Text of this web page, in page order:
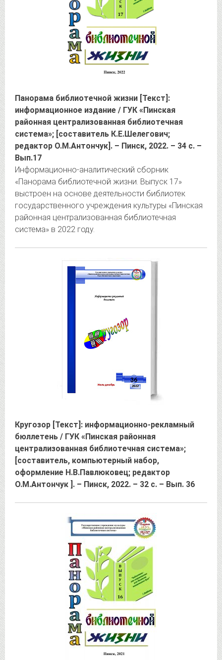
Панорама библиотечной жизни [Текст]:
информационное издание / ГУК «Пинская
районная централизованная библиотечная
система»; [составитель К.Е.Шелегович;
редактор О.М.Антончук]. – Пинск, 2022. – 34 с. –
Вып.17
Информационно-аналитический сборник
«Панорама библиотечной жизни. Выпуск 17»
выстроен на основе деятельности библиотек
государственного учреждения культуры «Пинская
районная централизованная библиотечная
система» в 2022 году.
Кругозор [Текст]: информационно-рекламный
бюллетень / ГУК «Пинская районная
централизованная библиотечная система»;
[составитель, компьютерный набор,
оформление Н.В.Павлюковец; редактор
О.М.Антончук ]. – Пинск, 2022. – 32 с. – Вып. 36